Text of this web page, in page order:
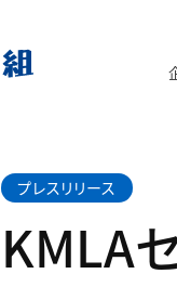
プレスリリース
KMLA